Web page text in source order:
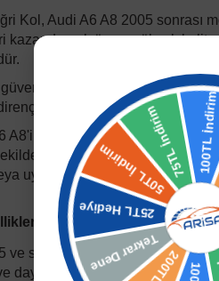
Kol, Audi A6 A8 2005 sonrası
kazandırmak üzere yüksek
sunulan bu ürün,
yapısıyla aracınızın
A8'in 2005 yılı ve sonrası tüm
entegre olur. Fabrika
uygun ekipmanlarla kendiniz
ve sonrası modellere tam uyum.
dayanıklı malzeme.